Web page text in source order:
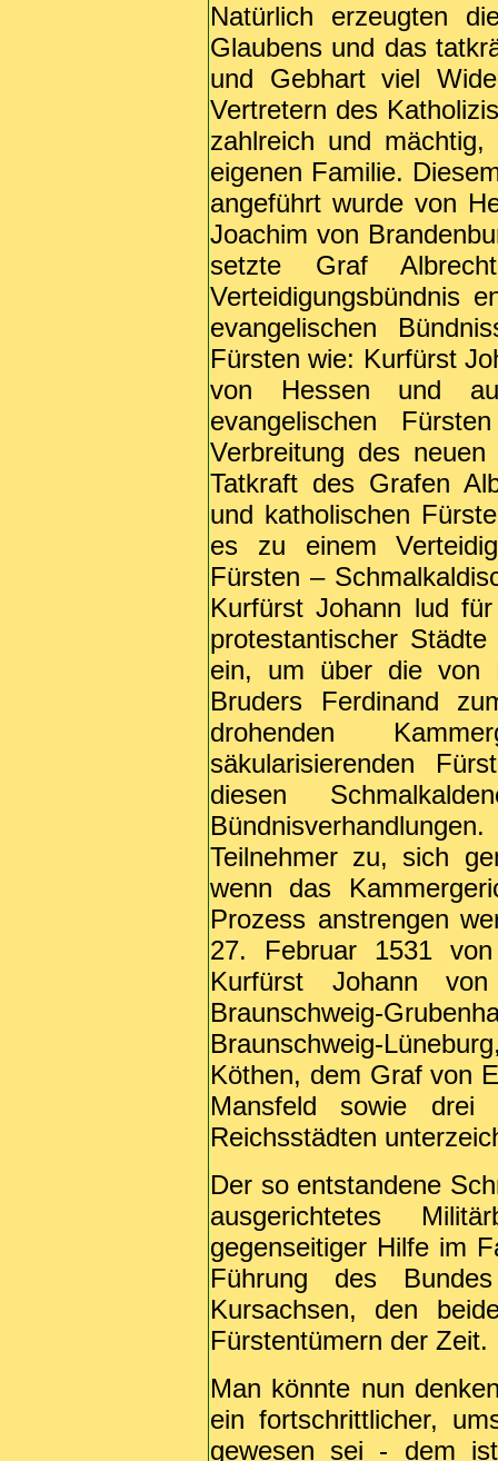
Natürlich erzeugten
Glaubens und das
und Gebhart viel
Vertretern des
zahlreich und
eigenen Familie.
angeführt wurde von
Joachim von
setzte Graf
Verteidigungsbündnis
evangelischen
Fürsten wie: Kurfürst
von Hessen und
evangelischen
Verbreitung des
Tatkraft des Grafen
und katholischen
es zu einem
Fürsten –
Kurfürst Johann lud
protestantischer
ein, um über die von
Bruders Ferdinand
drohenden
säkularisierenden
diesen
Teilnehmer zu, sich
wenn das
Prozess anstrengen
27. Februar 1531
Kurfürst Johann
Braunschweig-
Braunschweig-
Köthen, dem Graf von
Mansfeld sowie drei
Reichsstädten
Der so entstandene
ausgerichtetes
gegenseitiger Hilfe im
Führung des
Kursachsen, den
Fürstentümern der Zeit.
Man könnte nun
ein fortschrittlicher,
gewesen sei - dem